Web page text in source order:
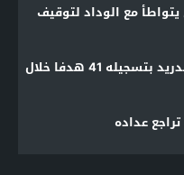
مع الوداد لتوقيف
بنزيما يدخل قائمة أساطير ريال مدريد بتسجيله 41 هدفا خلال
عداده